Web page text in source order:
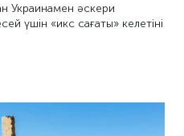
Украинамен әскери
үшін «икс сағаты» келетіні